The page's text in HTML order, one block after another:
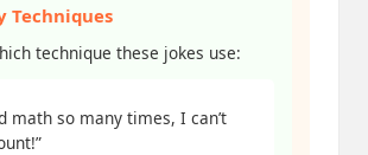
Techniques
technique these jokes use:
math so many times, I can’t